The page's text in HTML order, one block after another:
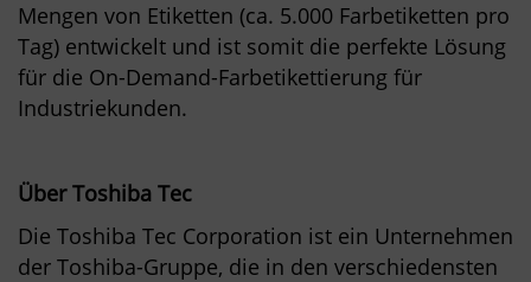
Mengen von Etiketten (ca. 5.000 Farbetiketten pro
Tag) entwickelt und ist somit die perfekte Lösung
für die On-Demand-Farbetikettierung für
Industriekunden.
Über Toshiba Tec
Die Toshiba Tec Corporation ist ein Unternehmen
der Toshiba-Gruppe, die in den verschiedensten